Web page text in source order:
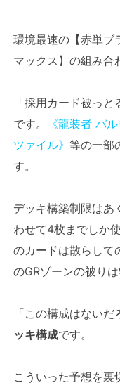
環境最速の【赤単ブ
マックス】の組み合
「採用カード被っ
です。
《龍装者 バ
ツァイル》 等の一部
す。
デッキ構築制限はあ
わせて4枚までしか
のカードは散らして
のGRゾーンの被り
「この構成はない
ッキ構成です。
こういった予想を裏